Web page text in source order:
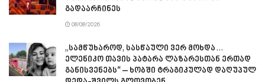
გადაარჩინეს
08/08/2026
„სამწუხაროდ, სასწაული ვერ მოხდა…
ელენიკო თავის პატარა ლაზარესთან ერთად
განისვენებს“ – ხობში ტრაგიკულად დაღუპულ